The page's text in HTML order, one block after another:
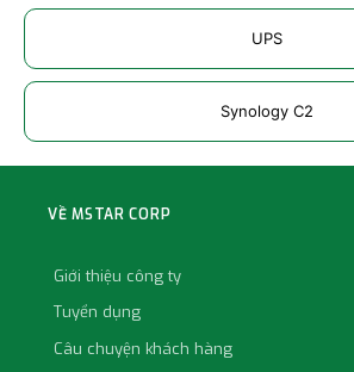
UPS
Synology C2
VỀ MSTAR CORP
Giới thiệu công ty
Tuyển dụng
Câu chuyện khách hàng